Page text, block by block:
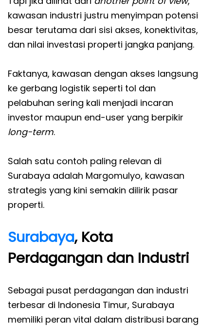
kawasan industri justru menyimpan potensi
besar terutama dari sisi akses, konektivitas,
dan nilai investasi properti jangka panjang.
Faktanya, kawasan dengan akses langsung
ke gerbang logistik seperti tol dan
pelabuhan sering kali menjadi incaran
investor maupun end-user yang berpikir
long-term.
Salah satu contoh paling relevan di
Surabaya adalah Margomulyo, kawasan
strategis yang kini semakin dilirik pasar
properti.
Surabaya, Kota
Perdagangan dan Industri
Sebagai pusat perdagangan dan industri
terbesar di Indonesia Timur, Surabaya
memiliki peran vital dalam distribusi barang